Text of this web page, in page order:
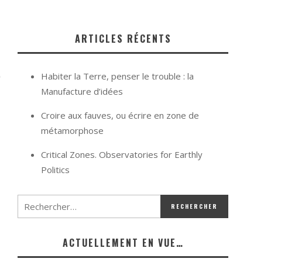
ARTICLES RÉCENTS
Habiter la Terre, penser le trouble : la
Manufacture d’idées
Croire aux fauves, ou écrire en zone de
métamorphose
Critical Zones. Observatories for Earthly
Politics
ACTUELLEMENT EN VUE…